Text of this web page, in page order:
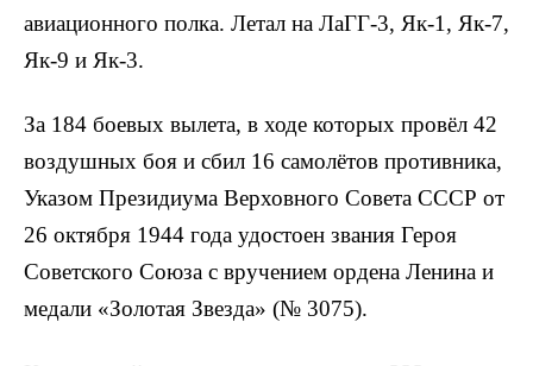
авиационного полка. Летал на ЛаГГ-3, Як-1, Як-7,
Як-9 и Як-3.
За 184 боевых вылета, в ходе которых провёл 42
воздушных боя и сбил 16 самолётов противника,
Указом Президиума Верховного Совета СССР от
26 октября 1944 года удостоен звания Героя
Советского Союза с вручением ордена Ленина и
медали «Золотая Звезда» (№ 3075).